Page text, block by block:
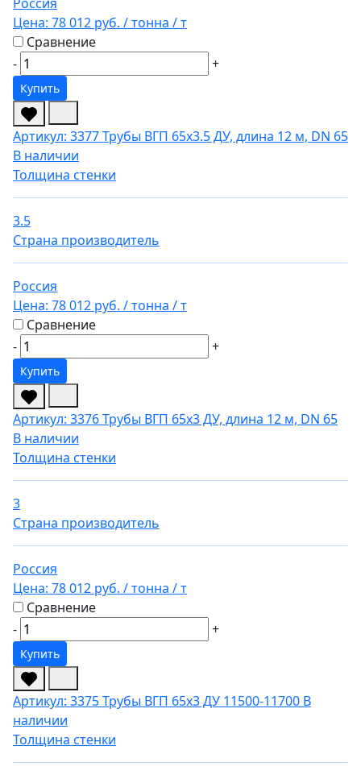
Цена: 78 012 руб. / тонна / т
Сравнение
-
+
Купить
Артикул: 3377Трубы ВГП 65х3.5 ДУ, длина 12 м, DN 65
В наличии
Толщина стенки
3.5
Страна производитель
Россия
Цена: 78 012 руб. / тонна / т
Сравнение
-
+
Купить
Артикул: 3376Трубы ВГП 65х3 ДУ, длина 12 м, DN 65
В наличии
Толщина стенки
3
Страна производитель
Россия
Цена: 78 012 руб. / тонна / т
Сравнение
-
+
Купить
Артикул: 3375Трубы ВГП 65х3 ДУ 11500-11700 В
наличии
Толщина стенки